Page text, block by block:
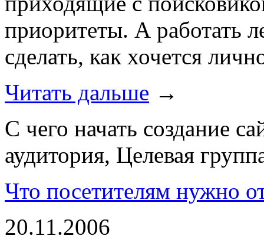
приоритеты. А работать
сделать, как хочется
Читать дальше →
С чего начать создание
аудитория, Целевая
Что посетителям нужно
20.11.2006